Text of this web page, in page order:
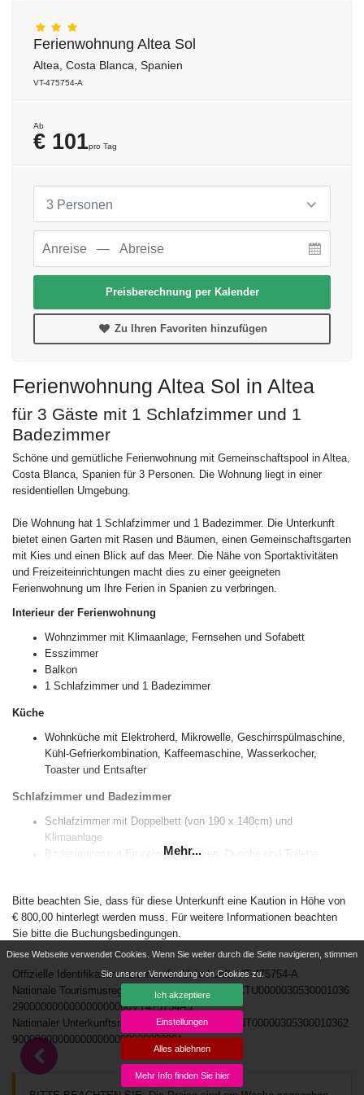
Diese Webseite verwendet Cookies. Wenn Sie weiter durch die Seite navigieren, stimmen
Sie unserer Verwendung von Cookies zu.
Ich akzeptiere
Einstellungen
Alles ablehnen
Mehr Info finden Sie hier
Ferienwohnung Altea Sol in Altea
für 3 Gäste mit 1 Schlafzimmer und 1
Badezimmer
Schöne und gemütliche Ferienwohnung mit Gemeinschaftspool in Altea,
Costa Blanca, Spanien für 3 Personen. Die Wohnung liegt in einer
residentiellen Umgebung.
Die Wohnung hat 1 Schlafzimmer und 1 Badezimmer. Die Unterkunft
bietet einen Garten mit Rasen und Bäumen, einen Gemeinschaftsgarten
mit Kies und einen Blick auf das Meer. Die Nähe von Sportaktivitäten
und Freizeiteinrichtungen macht dies zu einer geeigneten
Ferienwohnung um Ihre Ferien in Spanien zu verbringen.
Interieur der Ferienwohnung
Wohnzimmer mit Klimaanlage, Fernsehen und Sofabett
Esszimmer
Balkon
1 Schlafzimmer und 1 Badezimmer
Küche
Wohnküche mit Elektroherd, Mikrowelle, Geschirrspülmaschine,
Kühl-Gefrierkombination, Kaffeemaschine, Wasserkocher,
Toaster und Entsafter
Schlafzimmer und Badezimmer
Schlafzimmer mit Doppelbett (von 190 x 140cm) und
Klimaanlage
Badezimmer mit Einzelwaschbecken, Dusche und Toilette
Gemeinschaftspool
Garten mit Rasen und Bäumen
Gemeinschaftsgarten mit Kies
Haustiere sind nicht erlaubt
Die Unterkunft ist sehr geeignet für Familien mit Kindern
Anlagen und Dienstleistungen enthalten im Mietpreis der
Ferienwohnung
Staubsauger und Bügeleisen und-brett
Bettwäsche und Handtücher
Mehr...
Bitte beachten Sie, dass für diese Unterkunft eine Kaution in Höhe von
€ 800,00 hinterlegt werden muss. Für weitere Informationen beachten
Sie bitte die Buchungsbedingungen.
Offizielle Identifikationsnummer der Unterkunft: VT-475754-A
Nationale Tourismusregistrierungsnummer: ESFCTU0000030530001036
290000000000000000000VT475754A3
Nationaler Unterkunftsregistrierungscode: ESFCNT00000305300010362
900000000000000000000000000001
Ferienwohnung Altea Sol
Altea, Costa Blanca, Spanien
VT-475754-A
Ab
€ 101pro Tag
3 Personen
Preisberechnung per Kalender
Zu Ihren Favoriten hinzufügen